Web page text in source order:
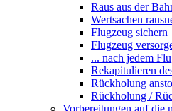
Raus aus der
Wertsachen
Flugzeug sichern
Flugzeug
... nach jedem
Rekapitulieren
Rückholung
Rückholung /
Vorbereitungen auf die